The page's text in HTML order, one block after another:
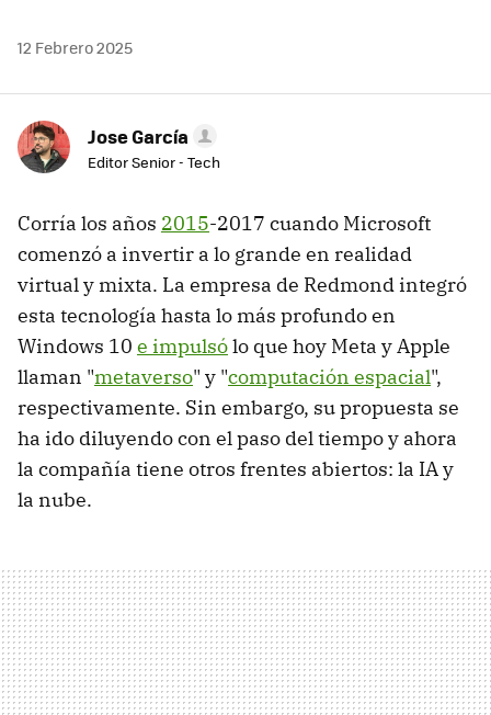
12 Febrero 2025
Jose García
Editor Senior - Tech
Corría los años 2015-2017 cuando Microsoft
comenzó a invertir a lo grande en realidad
virtual y mixta. La empresa de Redmond integró
esta tecnología hasta lo más profundo en
Windows 10 e impulsólo que hoy Meta y Apple
llaman "metaverso" y "computación espacial",
respectivamente. Sin embargo, su propuesta se
ha ido diluyendo con el paso del tiempo y ahora
la compañía tiene otros frentes abiertos: la IA y
la nube.